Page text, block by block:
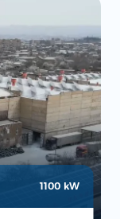
1100 kW